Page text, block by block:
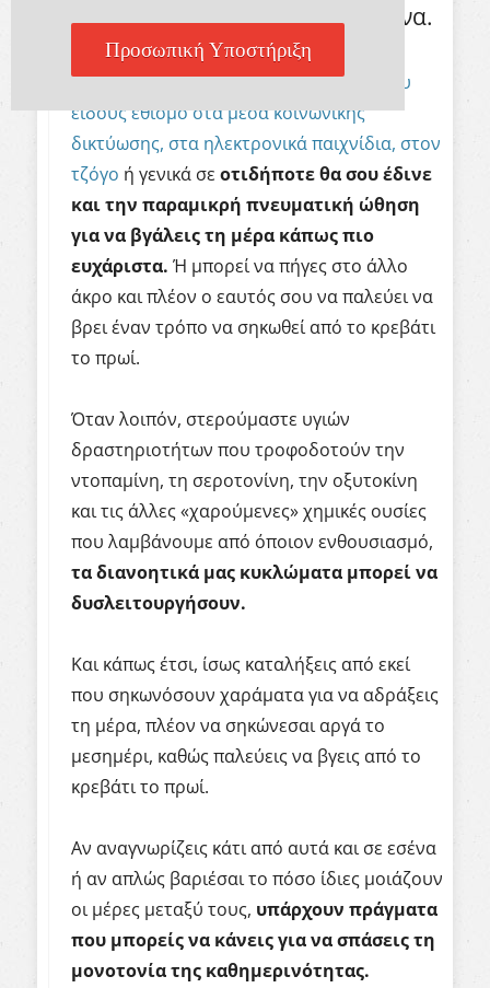
να καταπολεμήσουμε τη ρουτίνα.
Για παράδειγμα, ίσως ανέπτυξες κάποιου
είδους εθισμό στα μέσα κοινωνικής
δικτύωσης, στα ηλεκτρονικά παιχνίδια, στον
τζόγο ή γενικά σε οτιδήποτε θα σου έδινε
και την παραμικρή πνευματική ώθηση
για να βγάλεις τη μέρα κάπως πιο
ευχάριστα. Ή μπορεί να πήγες στο άλλο
άκρο και πλέον ο εαυτός σου να παλεύει να
βρει έναν τρόπο να σηκωθεί από το κρεβάτι
το πρωί.
Όταν λοιπόν, στερούμαστε υγιών
δραστηριοτήτων που τροφοδοτούν την
ντοπαμίνη, τη σεροτονίνη, την οξυτοκίνη
και τις άλλες «χαρούμενες» χημικές ουσίες
που λαμβάνουμε από όποιον ενθουσιασμό,
τα διανοητικά μας κυκλώματα μπορεί να
δυσλειτουργήσουν.
Και κάπως έτσι, ίσως καταλήξεις από εκεί
που σηκωνόσουν χαράματα για να αδράξεις
τη μέρα, πλέον να σηκώνεσαι αργά το
μεσημέρι, καθώς παλεύεις να βγεις από το
κρεβάτι το πρωί.
Αν αναγνωρίζεις κάτι από αυτά και σε εσένα
ή αν απλώς βαριέσαι το πόσο ίδιες μοιάζουν
οι μέρες μεταξύ τους, υπάρχουν πράγματα
που μπορείς να κάνεις για να σπάσεις τη
μονοτονία της καθημερινότητας.
Προσωπική Υποστήριξη